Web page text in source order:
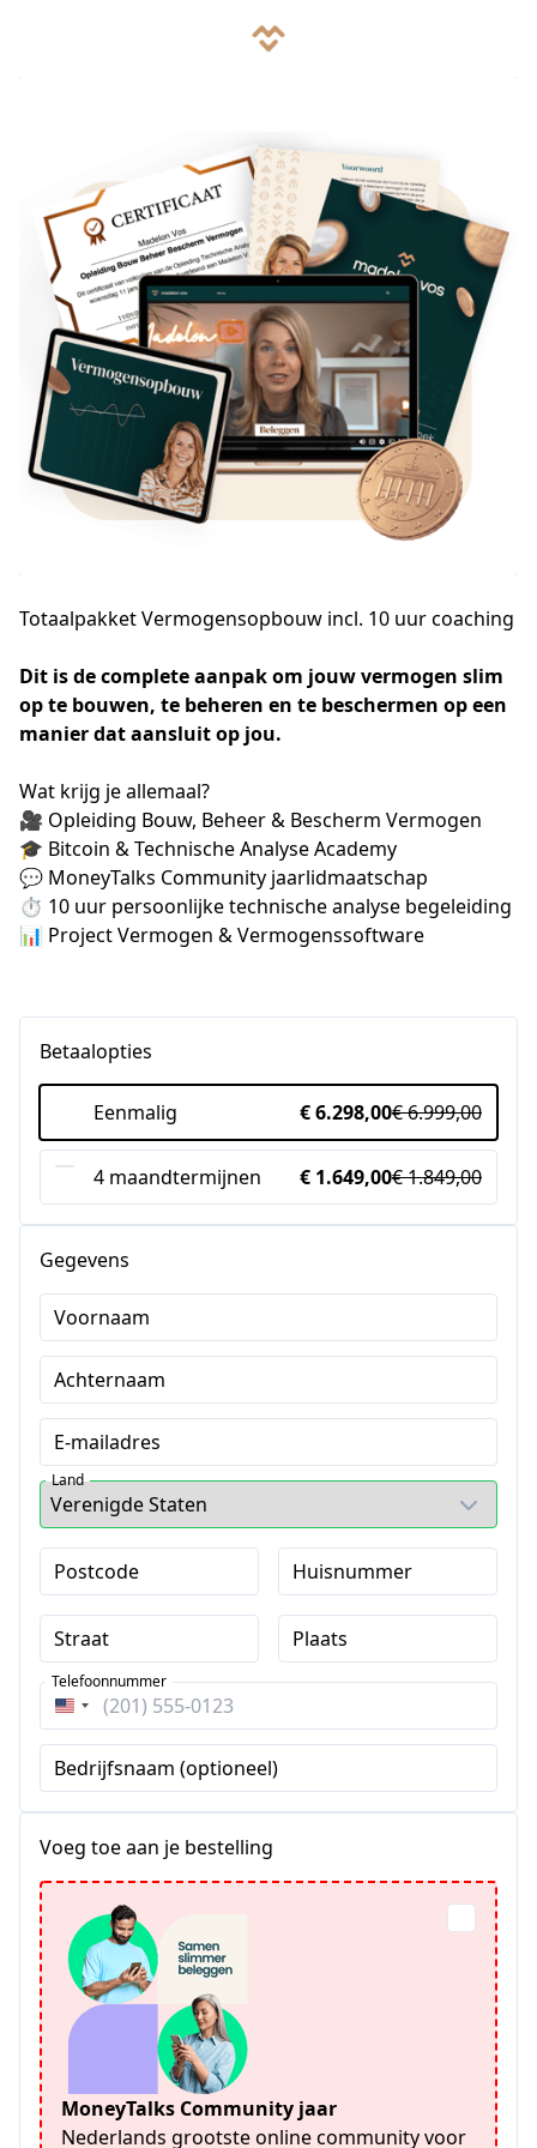
Totaalpakket Vermogensopbouw incl. 10 uur coaching
Dit is de complete aanpak om jouw vermogen slim
op te bouwen, te beheren en te beschermen op een
manier dat aansluit op jou.
Wat krijg je allemaal?
🎥 Opleiding Bouw, Beheer & Bescherm Vermogen
🎓 Bitcoin & Technische Analyse Academy
💬 MoneyTalks Community jaarlidmaatschap
⏱️ 10 uur persoonlijke technische analyse begeleiding
📊 Project Vermogen & Vermogenssoftware
Betaalopties
Eenmalig € 6.298,00€ 6.999,00
4 maandtermijnen € 1.649,00€ 1.849,00
Gegevens
Voornaam
Achternaam
E-mailadres
Land
Postcode Huisnummer
Straat Plaats
Verenigde
Staten
+1
Telefoonnummer
Bedrijfsnaam (optioneel)
Voeg toe aan je bestelling
MoneyTalks Community jaar
Nederlands grootste online community voor